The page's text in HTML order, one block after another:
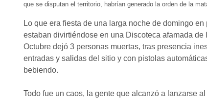
que se disputan el territorio, habrían generado la orden de la
Lo que era fiesta de una larga noche de domingo
estaban divirtiéndose en una Discoteca afamada
Octubre dejó 3 personas muertas, tras presencia
entradas y salidas del sitio y con pistolas
bebiendo.
Todo fue un caos, la gente que alcanzó a lanzarse